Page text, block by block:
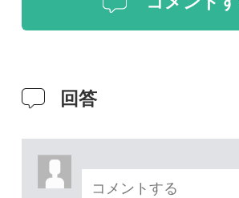
投稿する
次の投稿へ